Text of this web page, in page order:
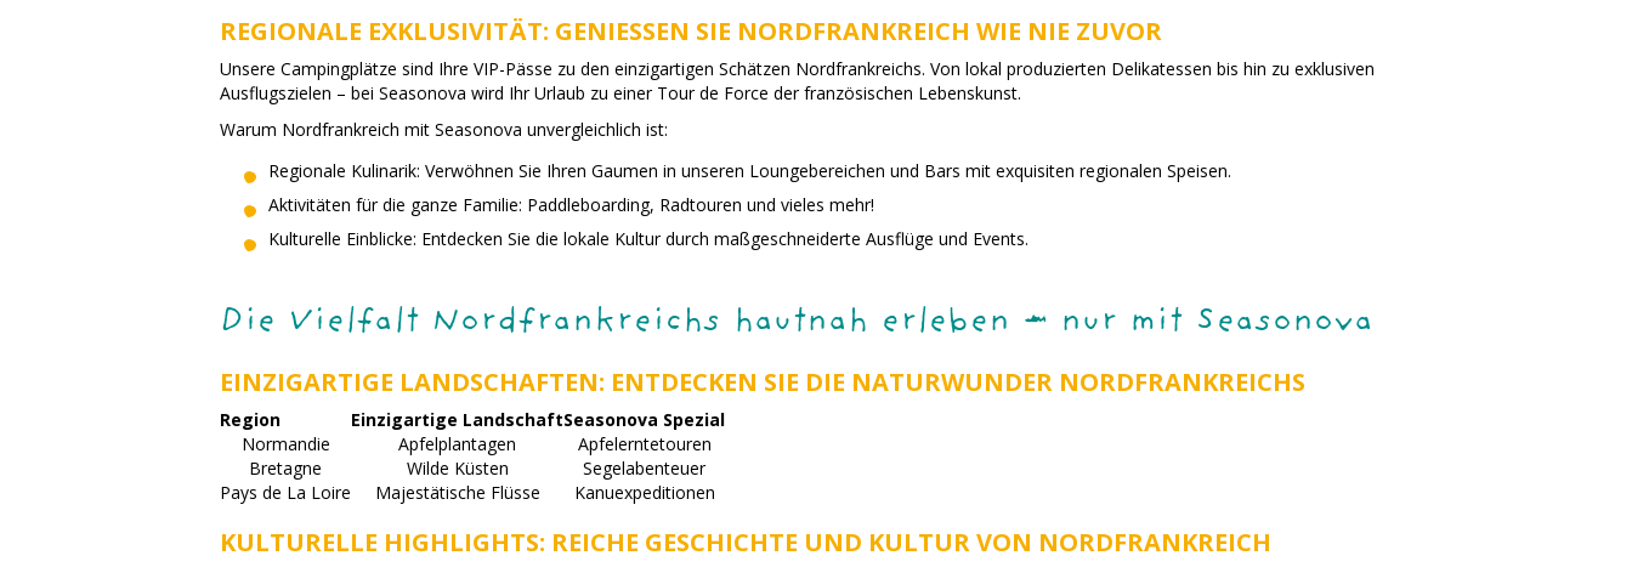
REGIONALE EXKLUSIVITÄT: GENIESSEN SIE NORDFRANKREICH WIE NIE ZUVOR
Unsere Campingplätze sind Ihre VIP-Pässe zu den einzigartigen Schätzen Nordfrankreichs. Von lokal produzierten Delikatessen bis hin zu exklusiven
Ausflugszielen – bei Seasonova wird Ihr Urlaub zu einer Tour de Force der französischen Lebenskunst.
Warum Nordfrankreich mit Seasonova unvergleichlich ist:
Regionale Kulinarik: Verwöhnen Sie Ihren Gaumen in unseren Loungebereichen und Bars mit exquisiten regionalen Speisen.
Aktivitäten für die ganze Familie: Paddleboarding, Radtouren und vieles mehr!
Kulturelle Einblicke: Entdecken Sie die lokale Kultur durch maßgeschneiderte Ausflüge und Events.
Die Vielfalt Nordfrankreichs hautnah erleben – nur mit Seasonova
EINZIGARTIGE LANDSCHAFTEN: ENTDECKEN SIE DIE NATURWUNDER NORDFRANKREICHS
Region Einzigartige LandschaftSeasonova Spezial
Normandie
Apfelplantagen
Apfelerntetouren
Bretagne
Wilde Küsten
Segelabenteuer
Pays de La Loire
Majestätische Flüsse Kanuexpeditionen
KULTURELLE HIGHLIGHTS: REICHE GESCHICHTE UND KULTUR VON NORDFRANKREICH